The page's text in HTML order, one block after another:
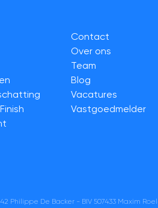
Contact
Over ons
Team
Blog
Vacatures
Vastgoedmelder
Philippe De Backer - BIV 507433 Maxim